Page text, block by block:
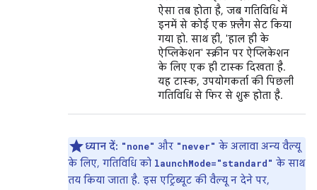
ऐसा तब होता है, जब गतिविधि में
इनमें से कोई एक फ़्लैग सेट किया
गया हो. साथ ही, 'हाल ही के
ऐप्लिकेशन' स्क्रीन पर ऐप्लिकेशन
के लिए एक ही टास्क दिखता है.
यह टास्क, उपयोगकर्ता की पिछली
गतिविधि से फिर से शुरू होता है.
ध्यान दें: "none" और "never" के अलावा अन्य वैल्यू
के लिए, गतिविधि को launchMode="standard" के साथ
तय किया जाता है. इस एट्रिब्यूट की वैल्यू न देने पर,